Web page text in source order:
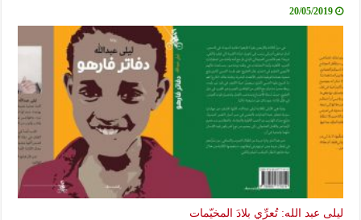
20/05/2019
ليلى عبد الله: تُعرِّي بلادَ المخيّمات